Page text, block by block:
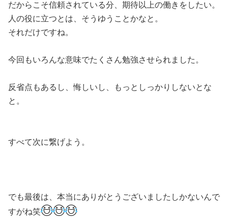
だからこそ信頼されている分、期待以上の働きをしたい。
人の役に立つとは、そうゆうことかなと。
それだけですね。
今回もいろんな意味でたくさん勉強させられました。
反省点もあるし、悔しいし、もっとしっかりしないとな
と。
すべて次に繋げよう。
でも最後は、本当にありがとうございましたしかないんで
すがね笑